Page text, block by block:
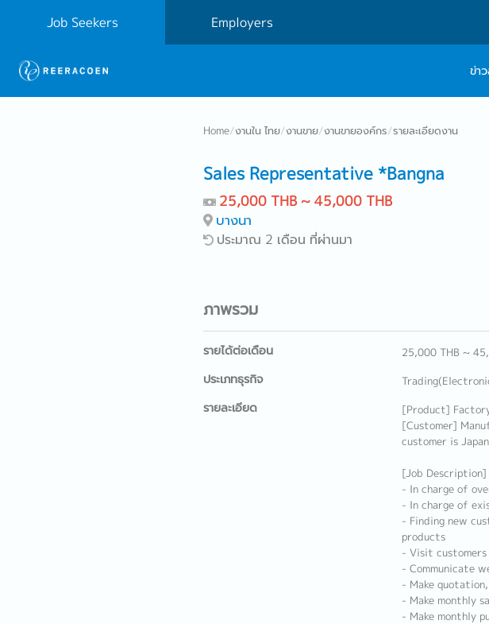
Job Seekers Employers
ข่า
Home/งานใน ไทย/งานขาย/งานขายองค์กร/รายละเอียดงาน
Sales Representative *Bangna
25,000 THB ~ 45,000 THB
บางนา
ประมาณ 2 เดือน ที่ผ่านมา
ภาพรวม
รายได้ต่อเดือน 25,000 THB ~
ประเภทธุรกิจ
รายละเอียด
[Product]
[Customer]
customer is
[Job Description]
- In charge of
- In charge of
- Finding new
products
- Visit
- Communicate
- Make
- Make monthly
- Make monthly